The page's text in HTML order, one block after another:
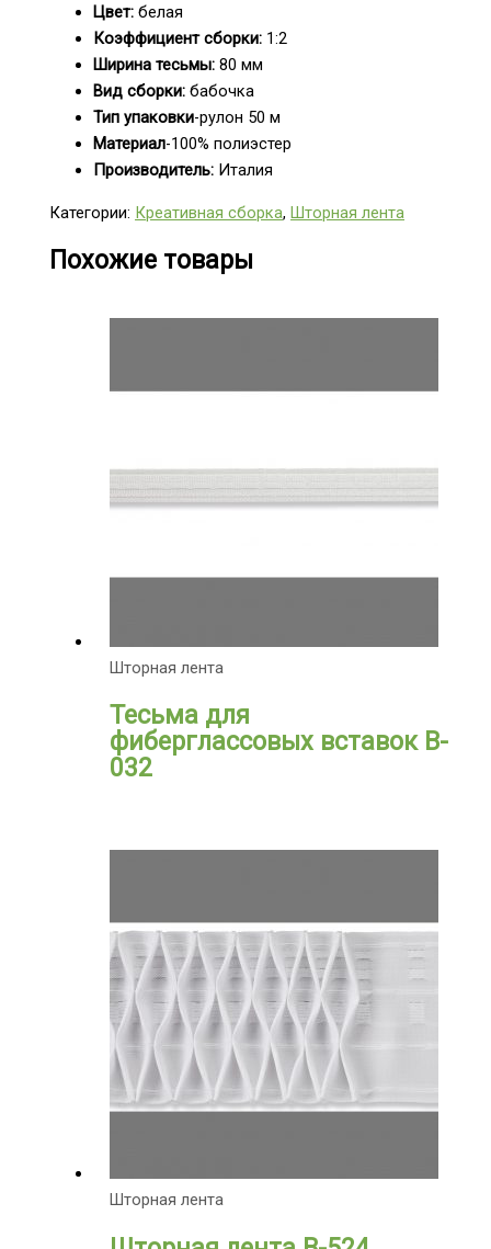
Цвет: белая
Коэффициент сборки: 1:2
Ширина тесьмы: 80 мм
Вид сборки: бабочка
Тип упаковки-рулон 50 м
Материал-100% полиэстер
Производитель: Италия
Категории: Креативная сборка,Шторная лента
Похожие товары
Шторная лента
Тесьма для
фиберглассовых вставок B-
032
Шторная лента